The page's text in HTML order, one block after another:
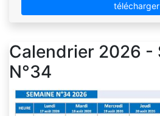
télécharger
Calendrier 2026 -
N°34